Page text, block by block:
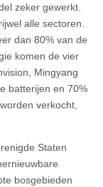
zeker gewerkt.
alle sectoren.
dan 80% van de
komen de vier
Mingyang
batterijen en 70%
verkocht,
Staten
bosgebieden